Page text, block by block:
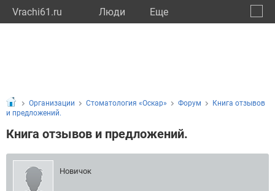
Vrachi61.ru Люди Eще
Организации Стоматология «Оскар» Форум
Книга отзывов
и предложений.
Книга отзывов и предложений.
Новичок